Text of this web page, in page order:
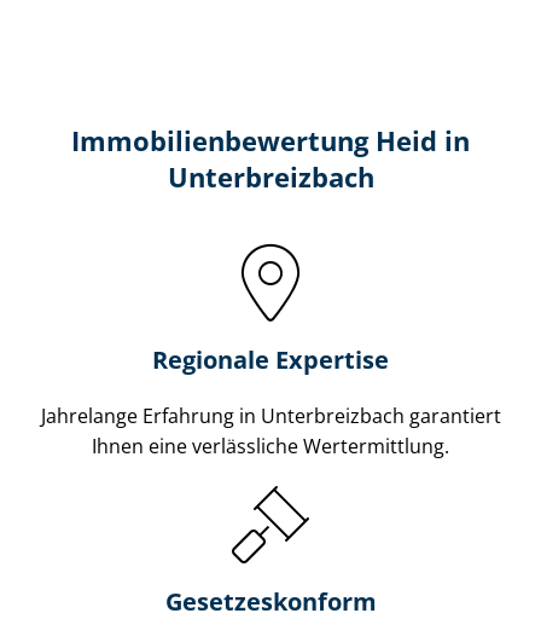
Immobilien­bewertung Heid in
Unterbreizbach
Regionale Expertise
Jahrelange Erfahrung in Unterbreizbach garantiert
Ihnen eine verlässliche Wertermittlung.
Gesetzes­konform